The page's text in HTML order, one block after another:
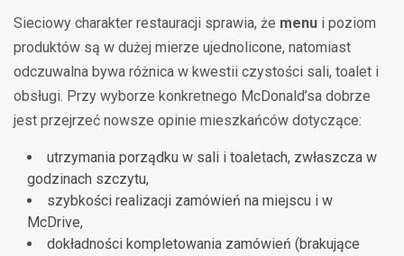
Sieciowy charakter restauracji sprawia, że menu i poziom
produktów są w dużej mierze ujednolicone, natomiast
odczuwalna bywa różnica w kwestii czystości sali, toalet i
obsługi. Przy wyborze konkretnego McDonald’sa dobrze
jest przejrzeć nowsze opinie mieszkańców dotyczące:
utrzymania porządku w sali i toaletach, zwłaszcza w
godzinach szczytu,
szybkości realizacji zamówień na miejscu i w
McDrive,
dokładności kompletowania zamówień (brakujące